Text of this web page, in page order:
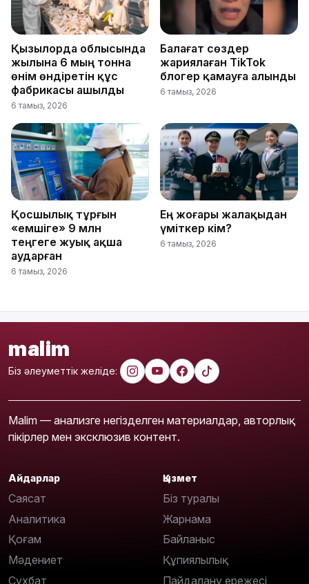
Қызылорда облысында
жылына 6 мың тонна
өнім өндіретін құс
фабрикасы ашылды
6 тамыз, 2026
Балағат сөздер
жариялаған TikTok
блогер қамауға алынды
6 тамыз, 2026
Қосшылық тұрғын
«емшіге» 9 млн
теңгеге жуық ақша
аударған
6 тамыз, 2026
Ең жоғары жалақыдан
үміткер кім?
6 тамыз, 2026
malim
Біз әлеуметтік желіде:
Malim — анализге негізделген материалдар, авторлық
пікірлер мен эксклюзив контент.
Айдарлар
Саясат
Аналитика
Қоғам
Мәдениет
Сұхбат
Қызмет
Біз туралы
Жарнама
Байланыс
Құпиялылық
Пайдалану ережесі